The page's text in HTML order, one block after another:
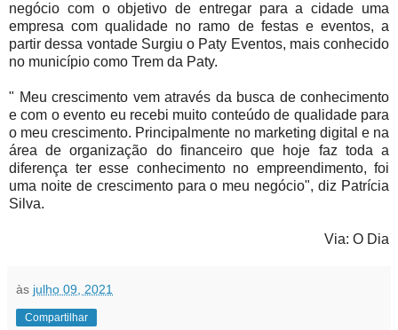
negócio com o objetivo de entregar para a cidade uma
empresa com qualidade no ramo de festas e eventos, a
partir dessa vontade Surgiu o Paty Eventos, mais conhecido
no município como Trem da Paty.
" Meu crescimento vem através da busca de conhecimento
e com o evento eu recebi muito conteúdo de qualidade para
o meu crescimento. Principalmente no marketing digital e na
área de organização do financeiro que hoje faz toda a
diferença ter esse conhecimento no empreendimento, foi
uma noite de crescimento para o meu negócio", diz Patrícia
Silva.
Via: O Dia
às julho 09, 2021
Compartilhar